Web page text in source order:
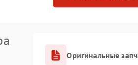
Оригинальные